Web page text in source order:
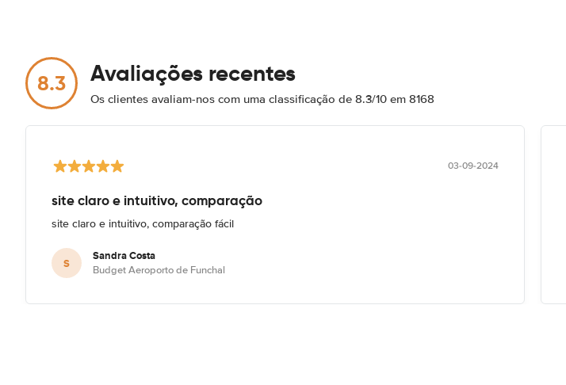
8.3 Avaliações recentes
Os clientes avaliam-nos com uma classificação de 8.3/10 em 8168
03-09-2024
site claro e intuitivo, comparação
site claro e intuitivo, comparação fácil
S Sandra Costa
Budget Aeroporto de Funchal